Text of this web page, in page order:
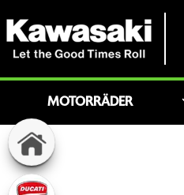
MOTORRÄDER